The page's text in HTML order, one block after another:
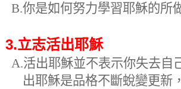
B.你是如何努力學習耶穌的所
3.立志活出耶穌
A.活出耶穌並不表示你失去自
出耶穌是品格不斷蛻變更新